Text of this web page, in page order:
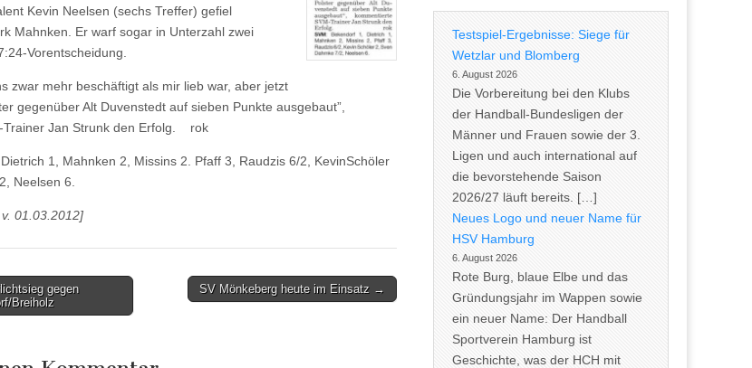
Kevin Neelsen (sechs Treffer) gefiel
Mahnken. Er warf sogar in Unterzahl zwei
Vorentscheidung.
zwar mehr beschäftigt als mir lieb war, aber jetzt
gegenüber Alt Duvenstedt auf sieben Punkte ausgebaut”,
Trainer Jan Strunk den Erfolg. rok
1, Mahnken 2, Missins 2. Pfaff 3, Raudzis 6/2, KevinSchöler
Neelsen 6.
01.03.2012]
gegen
Breiholz
SV Mönkeberg heute im Einsatz →
Testspiel-Ergebnisse: Siege für
Wetzlar und Blomberg
6. August 2026
Die Vorbereitung bei den Klubs
der Handball-Bundesligen der
Männer und Frauen sowie der 3.
Ligen und auch international auf
die bevorstehende Saison
2026/27 läuft bereits. […]
Neues Logo und neuer Name für
HSV Hamburg
6. August 2026
Rote Burg, blaue Elbe und das
Gründungsjahr im Wappen sowie
ein neuer Name: Der Handball
Sportverein Hamburg ist
Geschichte, was der HCH mit